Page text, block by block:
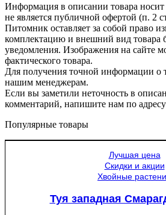
Информация в описании товара
не является публичной офертой (п. 2
Питомник оставляет за собой право
комплектацию и внешний вид товара
уведомления. Изображения на сайте
фактического товара.
Для получения точной информации о
нашим менеджерам.
Если вы заметили неточность в
комментарий, напишите нам по
Популярные товары
Лучшая цена
Скидки и акции
Хвойные
Туя западная